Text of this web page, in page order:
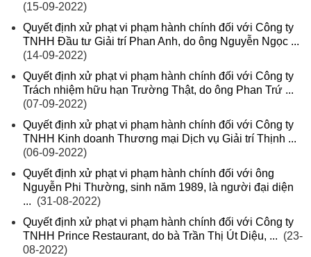
(15-09-2022)
Quyết định xử phạt vi phạm hành chính đối với Công ty
TNHH Đầu tư Giải trí Phan Anh, do ông Nguyễn Ngọc ...
(14-09-2022)
Quyết định xử phạt vi phạm hành chính đối với Công ty
Trách nhiệm hữu hạn Trường Thật, do ông Phan Trứ ...
(07-09-2022)
Quyết định xử phạt vi phạm hành chính đối với Công ty
TNHH Kinh doanh Thương mại Dịch vụ Giải trí Thịnh ...
(06-09-2022)
Quyết định xử phạt vi phạm hành chính đối với ông
Nguyễn Phi Thường, sinh năm 1989, là người đại diện
... (31-08-2022)
Quyết định xử phạt vi phạm hành chính đối với Công ty
TNHH Prince Restaurant, do bà Trần Thị Út Diệu, ... (23-
08-2022)